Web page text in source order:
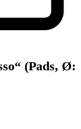
(Pads, Ø: